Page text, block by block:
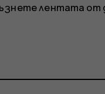
лентата от